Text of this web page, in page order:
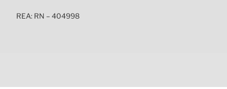
REA: RN – 404998